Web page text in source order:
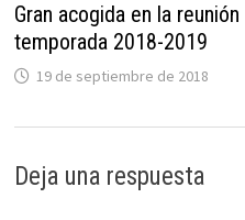
Gran acogida en la
temporada 2018-2019
19 de septiembre de 2018
Deja una respuesta